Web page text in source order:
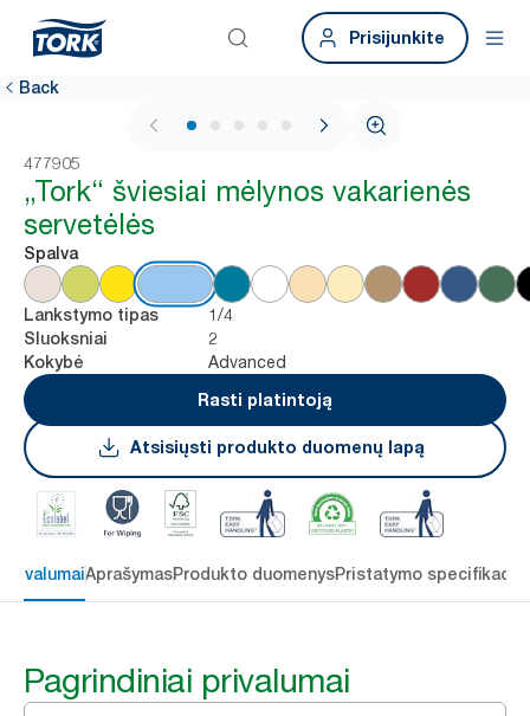
Prisijunkite
Back
1 / 5
477905
„Tork“ šviesiai mėlynos vakarienės
servetėlės
Spalva
Lankstymo tipas 1/4
Sluoksniai 2
Kokybė
Advanced
Rasti platintoją
Atsisiųsti produkto duomenų lapą
AprašymasProdukto duomenysPristatymo
Pagrindiniai privalumai